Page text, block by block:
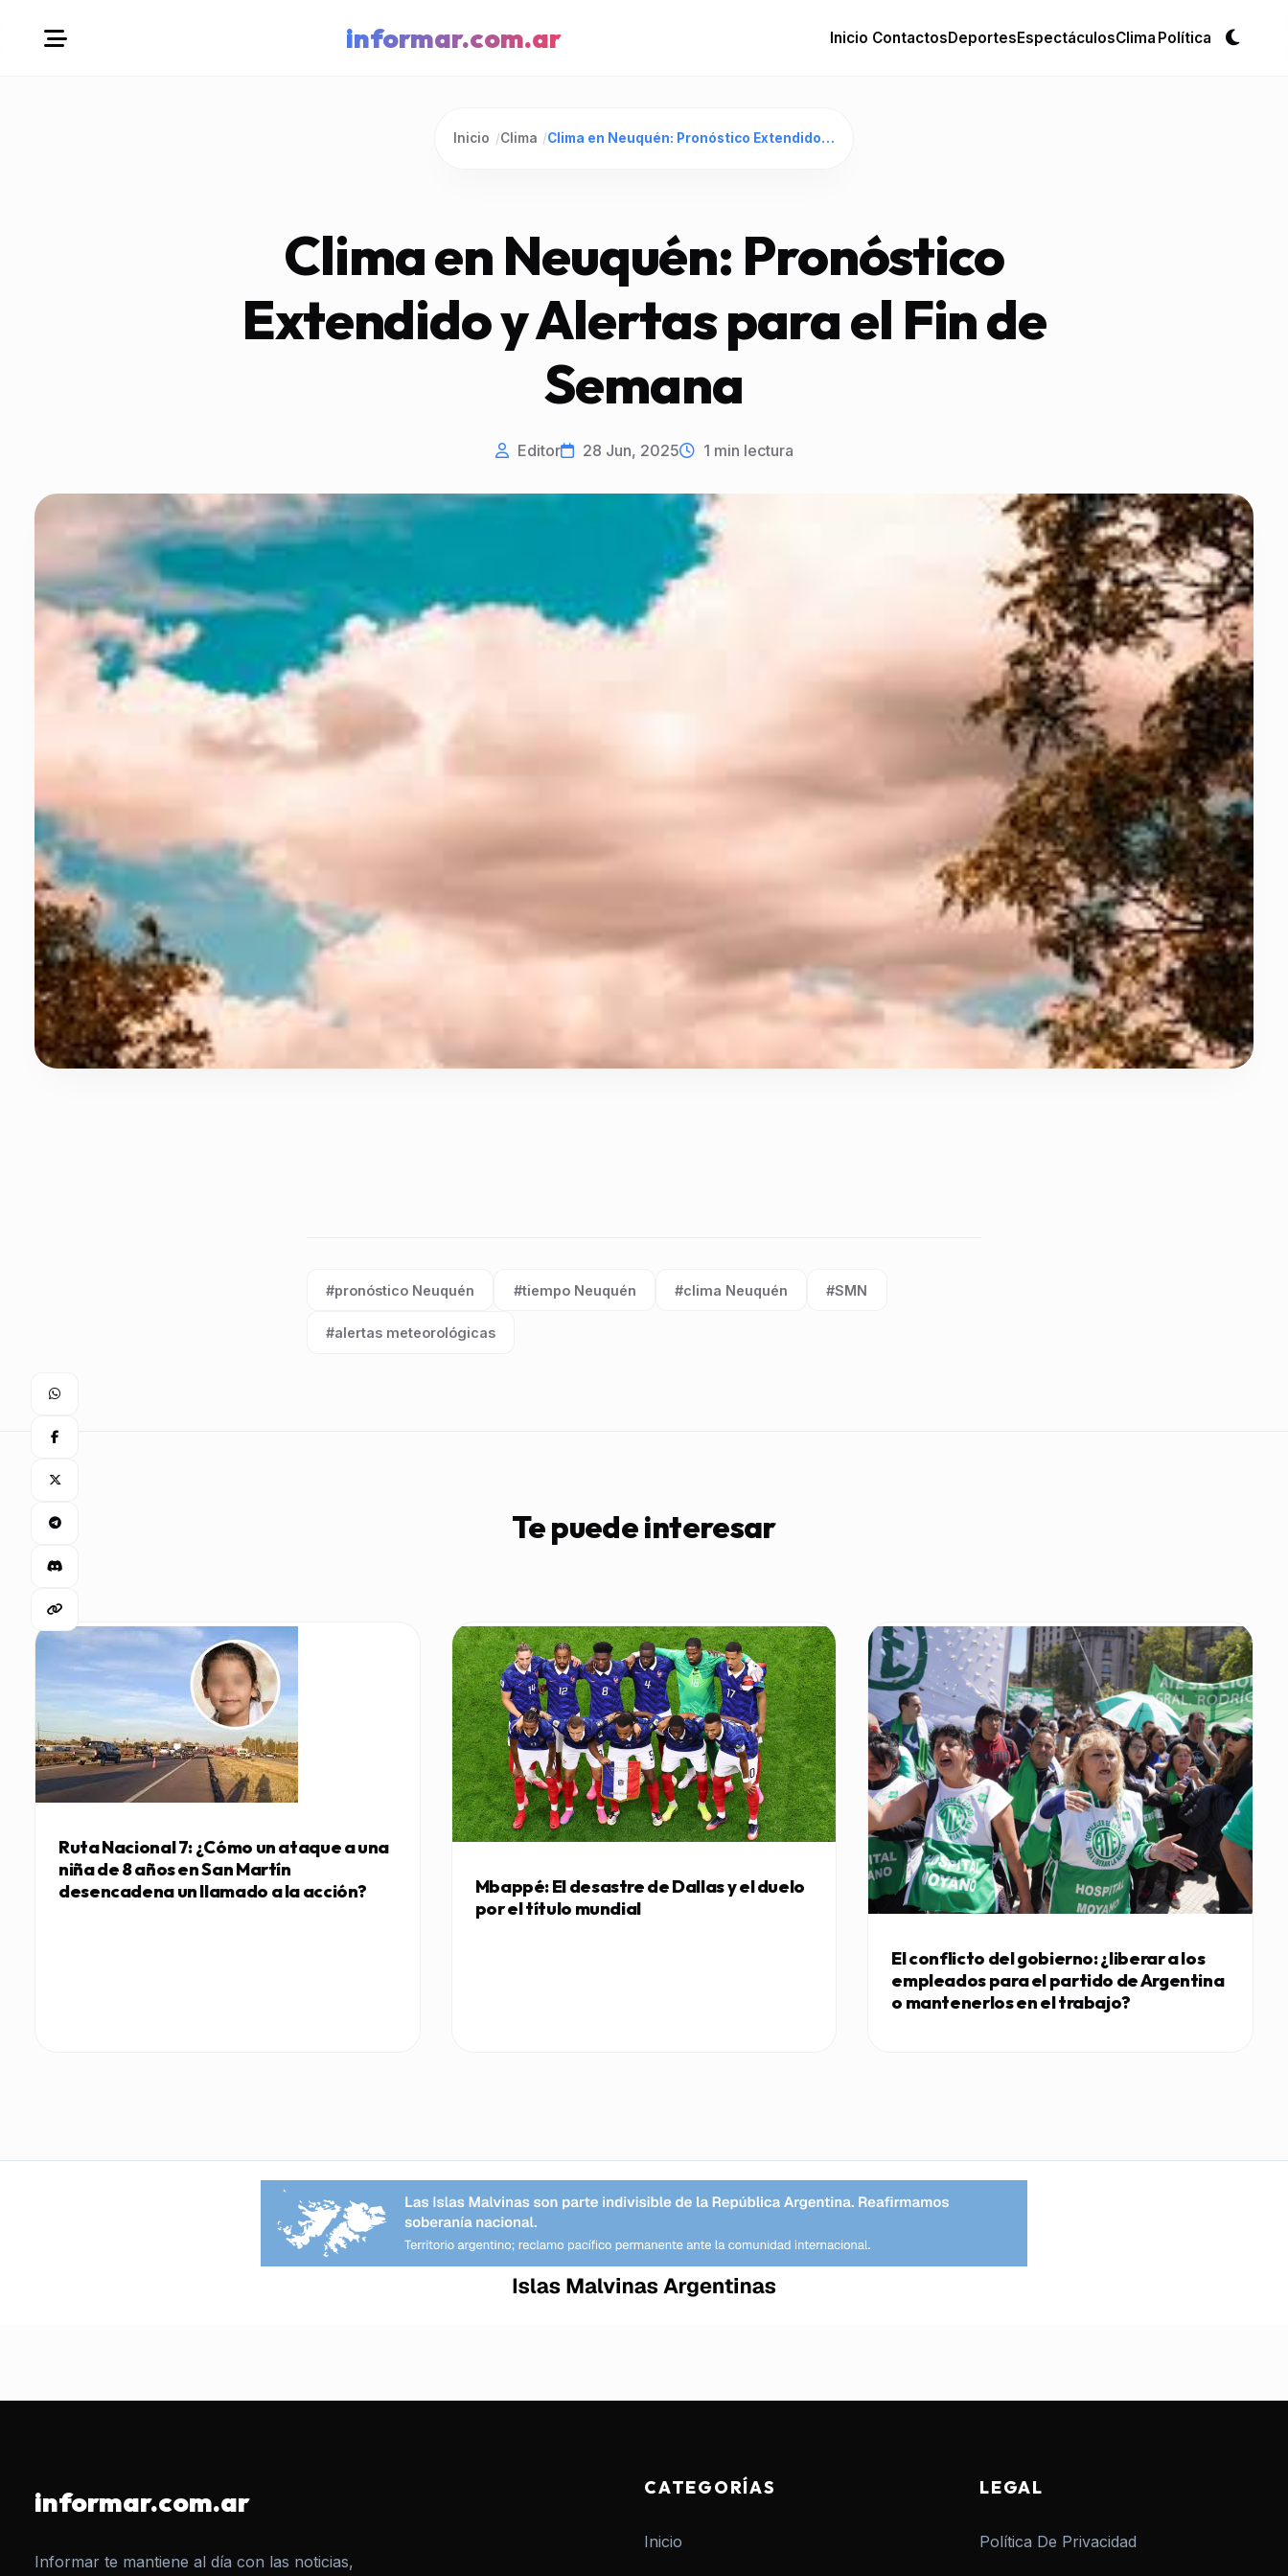
informar.com.ar Inicio ContactosDeportesEspectáculosClima Política
Inicio /Clima / Clima en Neuquén: Pronóstico Extendido y Alertas para el Fin de Semana
Clima en Neuquén: Pronóstico
Extendido y Alertas para el Fin de
Semana
Editor 28 Jun, 2025 1 min lectura
Etiqueta:
#pronóstico Neuquén
Etiqueta:
#tiempo Neuquén
Etiqueta:
#clima Neuquén
Etiqueta:
#SMN
Etiqueta:
#alertas meteorológicas
Te puede interesar
Ruta Nacional 7: ¿Cómo un ataque a una
niña de 8 años en San Martín
desencadena un llamado a la acción?
Mbappé: El desastre de Dallas y el duelo
por el título mundial
El conflicto del gobierno: ¿liberar a los
empleados para el partido de Argentina
o mantenerlos en el trabajo?
informar.com.ar
Informar te mantiene al día con las noticias,
CATEGORÍAS
Inicio
LEGAL
Política De Privacidad